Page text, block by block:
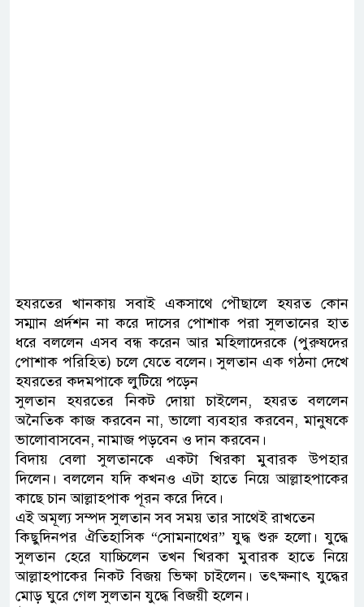
হযরতের খানকায় সবাই একসাথে পৌছালে হযরত কোন
সম্মান প্রর্দশন না করে দাসের পোশাক পরা সুলতানের হাত
ধরে বললেন এসব বন্ধ করেন আর মহিলাদেরকে (পুরুষদের
পোশাক পরিহিত) চলে যেতে বলেন। সুলতান এক গঠনা দেখে
হযরতের কদমপাকে লুটিয়ে পড়েন
সুলতান হযরতের নিকট দোয়া চাইলেন, হযরত বললেন
অনৈতিক কাজ করবেন না, ভালো ব্যবহার করবেন, মানুষকে
ভালোবাসবেন, নামাজ পড়বেন ও দান করবেন।
বিদায় বেলা সুলতানকে একটা খিরকা মুবারক উপহার
দিলেন। বললেন যদি কখনও এটা হাতে নিয়ে আল্লাহপাকের
কাছে চান আল্লাহপাক পূরন করে দিবে।
এই অমূল্য সম্পদ সুলতান সব সময় তার সাথেই রাখতেন
কিছুদিনপর ঐতিহাসিক “সোমনাথের” যুদ্ধ শুরু হলো। যুদ্ধে
সুলতান হেরে যাচ্চিলেন তখন খিরকা মুবারক হাতে নিয়ে
আল্লাহপাকের নিকট বিজয় ভিক্ষা চাইলেন। তৎক্ষনাৎ যুদ্ধের
মোড় ঘুরে গেল সুলতান যুদ্ধে বিজয়ী হলেন।